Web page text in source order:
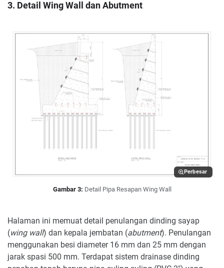
3. Detail Wing Wall dan Abutment
Perbesar
Gambar 3: Detail Pipa Resapan Wing Wall
Halaman ini memuat detail penulangan dinding sayap
(wing wall) dan kepala jembatan (abutment). Penulangan
menggunakan besi diameter 16 mm dan 25 mm dengan
jarak spasi 500 mm. Terdapat sistem drainase dinding